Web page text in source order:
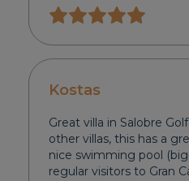
Kostas
Great villa in Salobre
other villas, this has a
nice swimming pool
regular visitors to Gran